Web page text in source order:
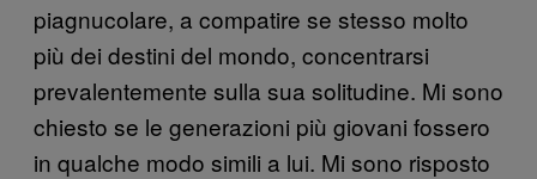
piagnucolare, a compatire se stesso molto
più dei destini del mondo, concentrarsi
prevalentemente sulla sua solitudine. Mi sono
chiesto se le generazioni più giovani fossero
in qualche modo simili a lui. Mi sono risposto